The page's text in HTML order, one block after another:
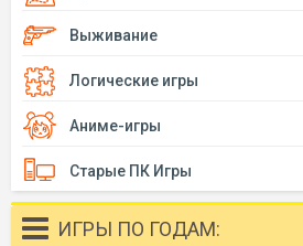
Выживание
Логические игры
Аниме-игры
Старые ПК Игры
ИГРЫ ПО ГОДАМ: